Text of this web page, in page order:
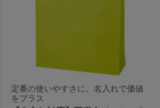
定番の使いやすさに、名入れで価値
をプラス